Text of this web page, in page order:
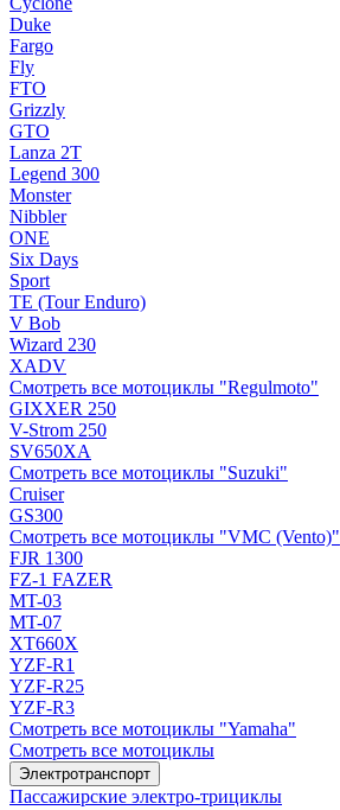
Duke
Fargo
Fly
FTO
Grizzly
GTO
Lanza 2T
Legend 300
Monster
Nibbler
ONE
Six Days
Sport
TE (Tour Enduro)
V Bob
Wizard 230
XADV
Смотреть все мотоциклы "Regulmoto"
GIXXER 250
V-Strom 250
SV650XA
Смотреть все мотоциклы "Suzuki"
Cruiser
GS300
Смотреть все мотоциклы "VMC (Vento)"
FJR 1300
FZ-1 FAZER
MT-03
MT-07
XT660X
YZF-R1
YZF-R25
YZF-R3
Смотреть все мотоциклы "Yamaha"
Смотреть все мотоциклы
Электротранспорт
Пассажирские электро‑трициклы